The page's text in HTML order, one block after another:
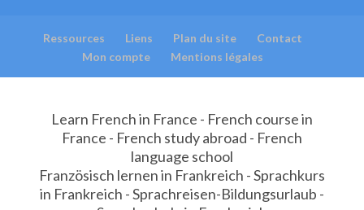
Ressources Liens Plan du site
Contact
Mon compte
Mentions légales
Learn French in France - French course in
France - French study abroad - French
language school
Französisch lernen in Frankreich - Sprachkurs
in Frankreich - Sprachreisen-Bildungsurlaub -